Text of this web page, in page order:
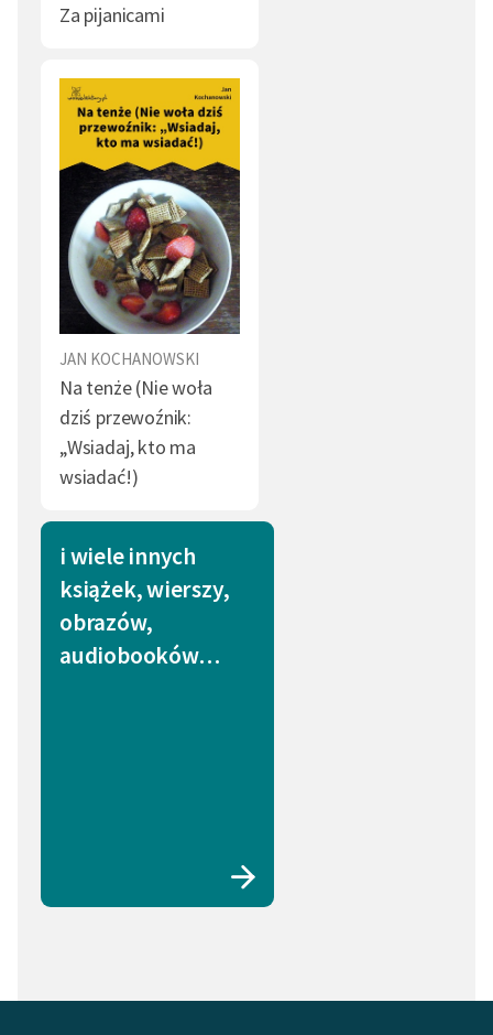
Za pijanicami
JAN KOCHANOWSKI
Na tenże (Nie woła
dziś przewoźnik:
„Wsiadaj, kto ma
wsiadać!)
i wiele innych
książek, wierszy,
obrazów,
audiobooków…